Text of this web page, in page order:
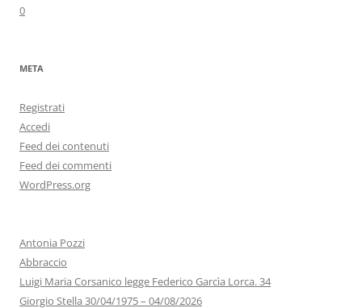
0
META
Registrati
Accedi
Feed dei contenuti
Feed dei commenti
WordPress.org
Antonia Pozzi
Abbraccio
Luigi Maria Corsanico legge Federico Garcìa Lorca. 34
Giorgio Stella 30/04/1975 – 04/08/2026